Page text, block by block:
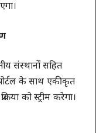
संस्थानों सहित
के साथ एकीकृत
को स्ट्रीम करेगा।